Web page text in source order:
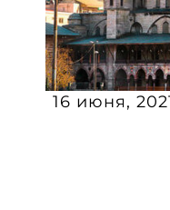
16 июня,